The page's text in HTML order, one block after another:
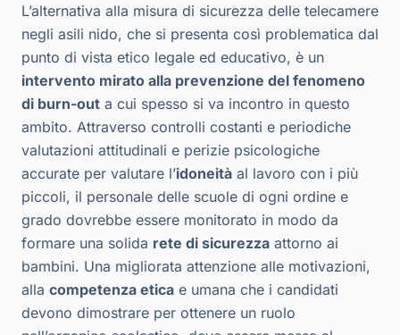
L’alternativa alla misura di sicurezza delle telecamere
negli asili nido, che si presenta così problematica dal
punto di vista etico legale ed educativo, è un
intervento mirato alla prevenzione del fenomeno
di burn-out a cui spesso si va incontro in questo
ambito. Attraverso controlli costanti e periodiche
valutazioni attitudinali e perizie psicologiche
accurate per valutare l’idoneità al lavoro con i più
piccoli, il personale delle scuole di ogni ordine e
grado dovrebbe essere monitorato in modo da
formare una solida rete di sicurezza attorno ai
bambini. Una migliorata attenzione alle motivazioni,
alla competenza etica e umana che i candidati
devono dimostrare per ottenere un ruolo